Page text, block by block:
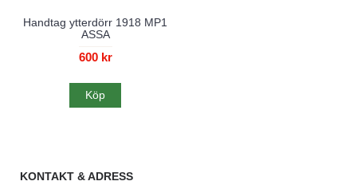
Handtag ytterdörr 1918 MP1
ASSA
600 kr
Köp
KONTAKT & ADRESS